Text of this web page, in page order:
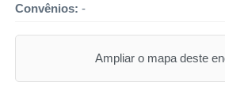
Convênios: -
Ampliar o mapa deste